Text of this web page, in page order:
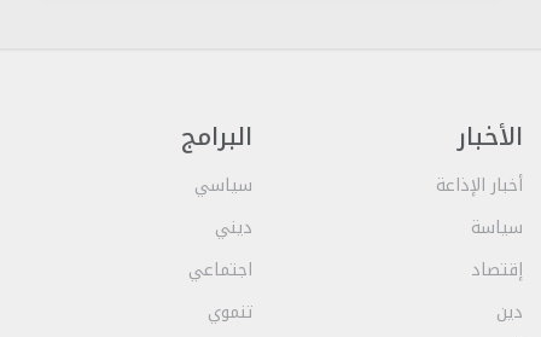
الأخبار
أخبار الإذاعة
سياسة
إقتصاد
دين
البرامج
سياسي
ديني
اجتماعي
تنموي